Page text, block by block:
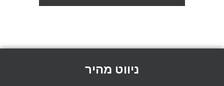
ניווט מהיר